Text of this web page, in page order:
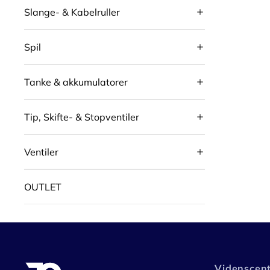
Slange- & Kabelruller
Spil
Tanke & akkumulatorer
Tip, Skifte- & Stopventiler
Ventiler
OUTLET